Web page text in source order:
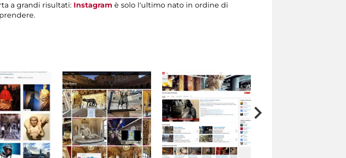
a grandi risultati: Instagram è solo l'ultimo nato in ordine di